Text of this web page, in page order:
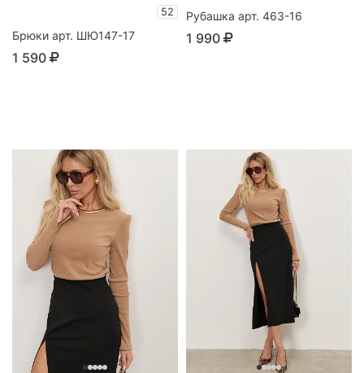
52
Брюки арт. ШЮ147-17
1 590
Рубашка арт. 463-16
1 990